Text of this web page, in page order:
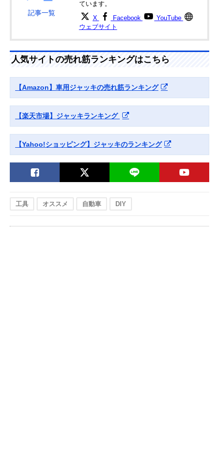
イリフト FA-31
エマーソン
(Emerson) フロア
厳しいSG規格に
3.0トン
記事一覧
ています。
X Facebook
YouTube
ウェブサイト
人気サイトの売れ筋ランキングはこちら
【Amazon】車用ジャッキの売れ筋ランキング
【楽天市場】ジャッキランキング
【Yahoo!ショッピング】ジャッキのランキング
工具 オススメ 自動車 DIY